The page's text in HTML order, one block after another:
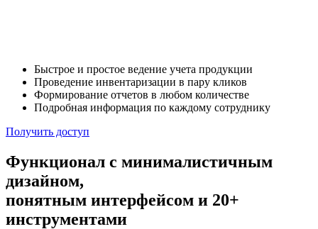
Быстрое и простое ведение учета продукции
Проведение инвентаризации в пару кликов
Формирование отчетов в любом количестве
Подробная информация по каждому сотруднику
Получить доступ
Функционал с минималистичным
дизайном,
понятным интерфейсом и 20+
инструментами